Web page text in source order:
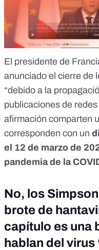
El presidente de
anunciado el cierre de
“debido a la
publicaciones de
afirmación comparten
corresponden con un
el 12 de marzo de
pandemia de la
No, los
brote de
capítulo es una
hablan del virus